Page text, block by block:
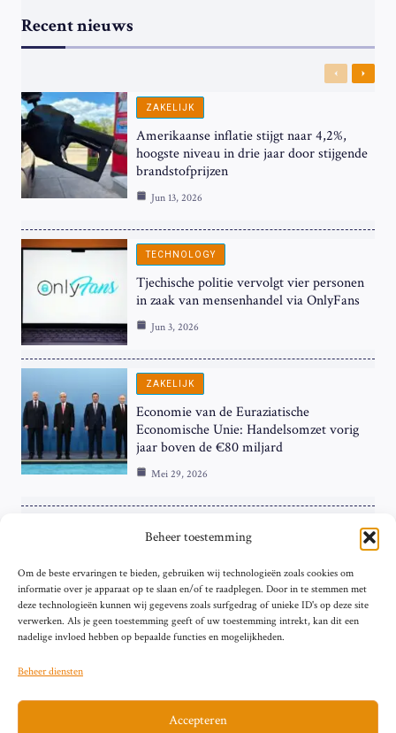
Beheer toestemming
Om de beste ervaringen te bieden, gebruiken wij technologieën zoals cookies om
informatie over je apparaat op te slaan en/of te raadplegen. Door in te stemmen met
deze technologieën kunnen wij gegevens zoals surfgedrag of unieke ID's op deze site
verwerken. Als je geen toestemming geeft of uw toestemming intrekt, kan dit een
nadelige invloed hebben op bepaalde functies en mogelijkheden.
Beheer diensten
Accepteren
Recent nieuws
Previous
Next
ZAKELIJK
Amerikaanse inflatie stijgt naar 4,2%,
hoogste niveau in drie jaar door stijgende
brandstofprijzen
Jun 13, 2026
TECHNOLOGY
Tjechische politie vervolgt vier personen
in zaak van mensenhandel via OnlyFans
Jun 3, 2026
ZAKELIJK
Economie van de Euraziatische
Economische Unie: Handelsomzet vorig
jaar boven de €80 miljard
Mei 29, 2026
ZAKELIJK
Hardnekkige Inflatie bij de ‘Grote Vier’
van de Eurozone
Mei 29, 2026